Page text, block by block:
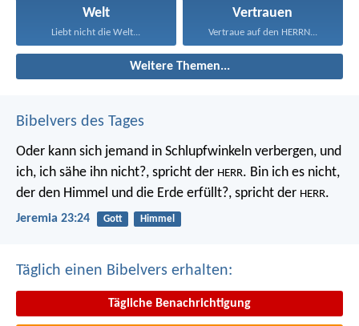
Welt
Liebt nicht die Welt...
Vertrauen
Vertraue auf den HERRN...
Weitere Themen...
Bibelvers des Tages
Oder kann sich jemand in Schlupfwinkeln verbergen, und
ich, ich sähe ihn nicht?, spricht der HERR. Bin ich es nicht,
der den Himmel und die Erde erfüllt?, spricht der HERR.
Jeremia 23:24 Gott Himmel
Täglich einen Bibelvers erhalten:
Tägliche Benachrichtigung